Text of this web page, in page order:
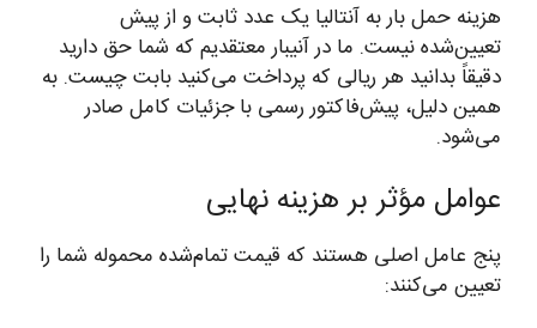
هزینه حمل بار به آنتالیا یک عدد ثابت و از پیش
تعیین‌شده نیست. ما در آنیبار معتقدیم که شما حق دارید
دقیقاً بدانید هر ریالی که پرداخت می‌کنید بابت چیست. به
همین دلیل، پیش‌فاکتور رسمی با جزئیات کامل صادر
می‌شود.
عوامل مؤثر بر هزینه نهایی
پنج عامل اصلی هستند که قیمت تمام‌شده محموله شما را
تعیین می‌کنند: